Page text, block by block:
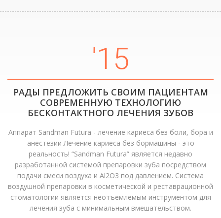
'15
РАДЫ ПРЕДЛОЖИТЬ СВОИМ ПАЦИЕНТАМ
СОВРЕМЕННУЮ ТЕХНОЛОГИЮ
БЕСКОНТАКТНОГО ЛЕЧЕНИЯ ЗУБОВ
Аппарат Sandman Futura - лечение кариеса без боли, бора и
анестезии Лечение кариеса без бормашины - это
реальность! “Sandman Futura” является недавно
разработанной системой препаровки зуба посредством
подачи смеси воздуха и Al2О3 под давлением. Система
воздушной препаровки в косметической и реставрационной
стоматологии является неотъемлемым инструментом для
лечения зуба с минимальным вмешательством.